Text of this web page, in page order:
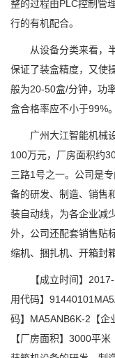
整的过程由PLC控制管
行的有机配合。
从设备分类来看，半
保证了装盒精度，又使
般为20-50盒/分钟，功
盒合格率应不小于99%。
广州大江智能机械设
100万元，厂房面积约
三路1号之一。公司是
备的研发、制造、销售
装自动线，为各企业减
外，公司还配套销售贴
缩机、捆扎机、开箱封
【成立时间】2017-
用代码】
码】MA5ANB6K-2【企
【厂房面积】3000平